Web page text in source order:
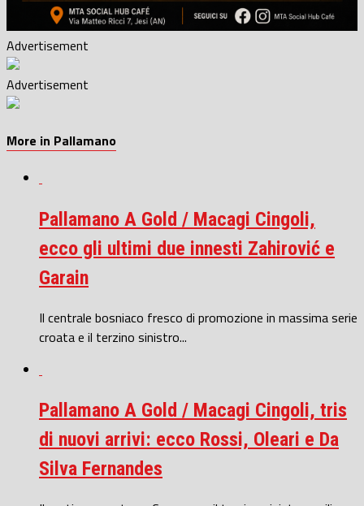
Advertisement
Advertisement
More in Pallamano
Pallamano A Gold / Macagi Cingoli,
ecco gli ultimi due innesti Zahirović e
Garain
Il centrale bosniaco fresco di promozione in massima serie
croata e il terzino sinistro...
Pallamano A Gold / Macagi Cingoli, tris
di nuovi arrivi: ecco Rossi, Oleari e Da
Silva Fernandes